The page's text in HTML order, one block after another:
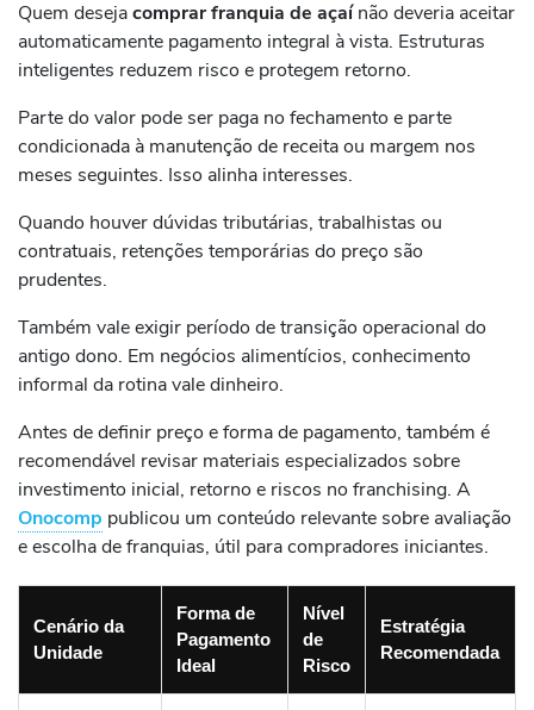
Quem desejacomprar franquia de açaínão deveria aceitar
automaticamente pagamento integral à vista. Estruturas
inteligentes reduzem risco e protegem retorno.
Parte do valor pode ser paga no fechamento e parte
condicionada à manutenção de receita ou margem nos
meses seguintes. Isso alinha interesses.
Quando houver dúvidas tributárias, trabalhistas ou
contratuais, retenções temporárias do preço são
prudentes.
Também vale exigir período de transição operacional do
antigo dono. Em negócios alimentícios, conhecimento
informal da rotina vale dinheiro.
Antes de definir preço e forma de pagamento, também é
recomendável revisar materiais especializados sobre
investimento inicial, retorno e riscos no franchising. A
Onocomp publicou um conteúdo relevante sobre avaliação
e escolha de franquias, útil para compradores iniciantes.
Cenário da
Unidade
Forma de
Pagamento
Ideal
Nível
de
Risco
Estratégia
Recomendada